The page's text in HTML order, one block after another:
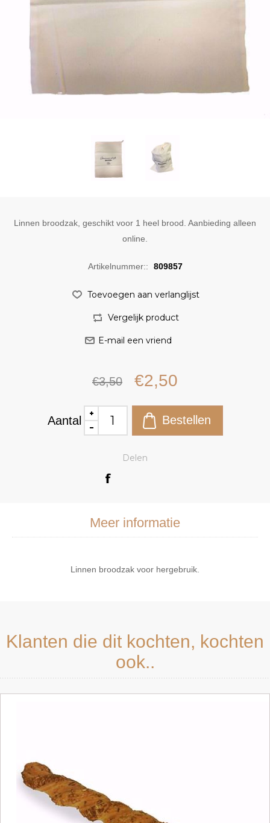
Linnen broodzak, geschikt voor 1 heel brood. Aanbieding alleen
online.
Artikelnummer:: 809857
€3,50 €2,50
Aantal
Delen
Meer informatie
Linnen broodzak voor hergebruik.
Klanten die dit kochten, kochten
ook..